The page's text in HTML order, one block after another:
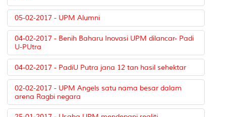
05-02-2017 - UPM Alumni
04-02-2017 - Benih Baharu Inovasi UPM dilancar- Padi
U-PUtra
04-02-2017 - PadiU Putra jana 12 tan hasil sehektar
02-02-2017 - UPM Angels satu nama besar dalam
arena Ragbi negara